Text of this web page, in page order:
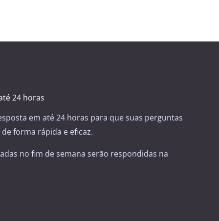
24 horas
em até 24 horas para que suas perguntas
forma rápida e eficaz.
no fim de semana serão respondidas na